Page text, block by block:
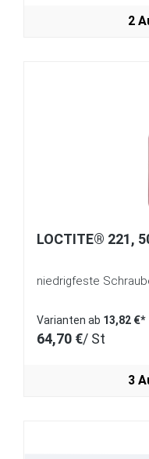
2
LOCTITE® 221,
niedrigfeste
Varianten ab 13,82 €*
64,70 €/ St
3